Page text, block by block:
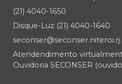
(21) 4040-1650
Disque-Luz (21) 4040-1640
Atendendimento
Ouvidoria SECONSER